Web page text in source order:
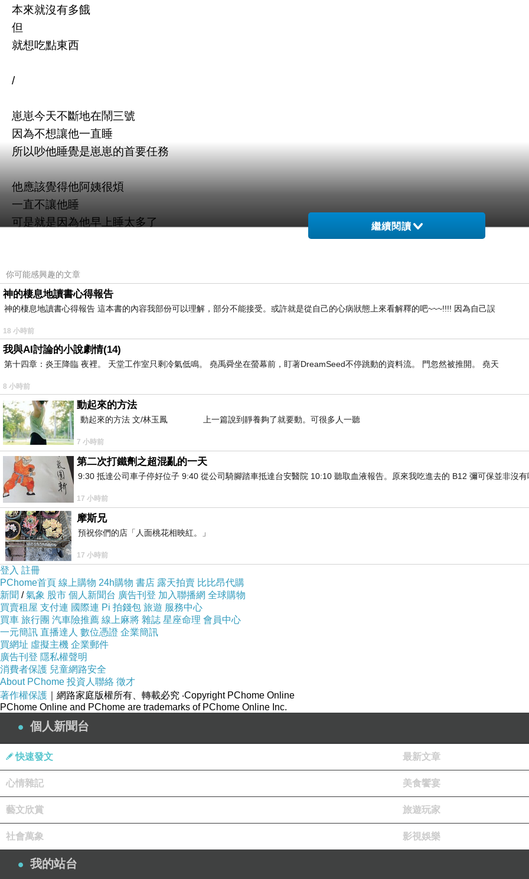
本來就沒有多餓
但
就想吃點東西
/
崽崽今天不斷地在鬧三號
因為不想讓他一直睡
所以吵他睡覺是崽崽的首要任務
他應該覺得他阿姨很煩
一直不讓他睡
可是就是因為他早上睡太多了
既然他爸媽講話都不聽
回來就得用他阿姨的方式讓他崩潰
崽崽就是一個很愛惹小孩的大小孩
/
傍晚一號才說要去漁港聽樂團
崽崽本來都想洗澡躺床了
畢竟四號根本沒有午睡
他阿姨求他求了三個小時
求到忘記帶油飯去打狂犬病疫苗
然後
崽崽就帶一號和崽姊一家
去漁港聽團
崽姊本來沒有想聽
就打算買個吃的喝的
然後就回家
但崽崽好不容易把三號騙出門
為了不讓他在家一直睡
最後崽崽抱著四號聽血肉果汁機
還帶著他一直晃動腦袋
整個就把他當團仔帶
INS直接發了「三歲追團」
超鬧
/
繼續閱讀
你可能感興趣的文章
神的棲息地讀書心得報告
神的棲息地讀書心得報告 這本書的內容我部份可以理解，部分不能接受。或許就是從自己的心病狀態上來看解釋的吧~~~!!!! 因為自己誤
18 小時前
我與AI討論的小說劇情(14)
第十四章：炎王降臨 夜裡。 天堂工作室只剩冷氣低鳴。 堯禹舜坐在螢幕前，盯著DreamSeed不停跳動的資料流。 門忽然被推開。 堯天
8 小時前
動起來的方法
動起來的方法 文/林玉鳳 上一篇說到靜養夠了就要動。可很多人一聽
7 小時前
第二次打鐵劑之超混亂的一天
9:30 抵達公司車子停好位子 9:40 從公司騎腳踏車抵達台安醫院 10:10 聽取血液報告。原來我吃進去的 B12 彌可保並非沒有
17 小時前
摩斯兄
預祝你們的店「人面桃花相映紅。」
17 小時前
登入 註冊
PChome首頁 線上購物 24h購物 書店 露天拍賣 比比昂代購
新聞 /氣象 股市 個人新聞台 廣告刊登 加入聯播網 全球購物
買賣租屋 支付連 國際連 Pi 拍錢包 旅遊 服務中心
買車 旅行團 汽車險推薦 線上麻將 雜誌 星座命理 會員中心
一元簡訊 直播達人 數位憑證 企業簡訊
買網址 虛擬主機 企業郵件
廣告刊登 隱私權聲明
消費者保護 兒童網路安全
About PChome 投資人聯絡 徵才
著作權保護 ｜網路家庭版權所有、轉載必究 ‧Copyright PChome Online
PChome Online and PChome are trademarks of PChome Online Inc.
個人新聞台
快速發文 最新文章
心情雜記 美食饗宴
藝文欣賞 旅遊玩家
社會萬象 影視娛樂
我的站台